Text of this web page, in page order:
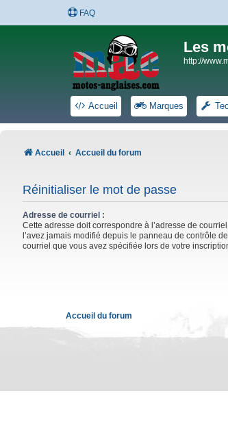
FAQ
Les
http://
Accueil Marques
Accueil Accueil du forum
Réinitialiser le mot de passe
Adresse de courriel :
Cette adresse doit correspondre à l’adresse de
l’avez jamais modifié depuis le panneau de contrôle
courriel que vous avez spécifiée lors de votre
Accueil du forum